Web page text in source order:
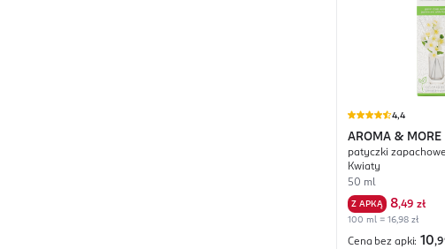
4,4
AROMA & MORE
patyczki
Kwiaty
50 ml
Z APKĄ 8,49 zł
100 ml = 16,98 zł
Cena bez apki: 10